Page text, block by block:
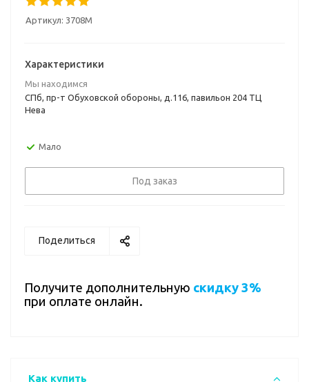
Артикул: 3708M
Характеристики
Мы находимся
СПб, пр-т Обуховской обороны, д.116, павильон 204 ТЦ
Нева
Мало
Под заказ
Поделиться
Получите дополнительную скидку 3%
при оплате онлайн.
Как купить